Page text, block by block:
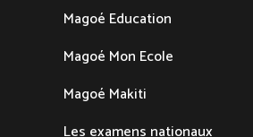
Magoé Education
Magoé Mon Ecole
Magoé Makiti
Les examens nationaux